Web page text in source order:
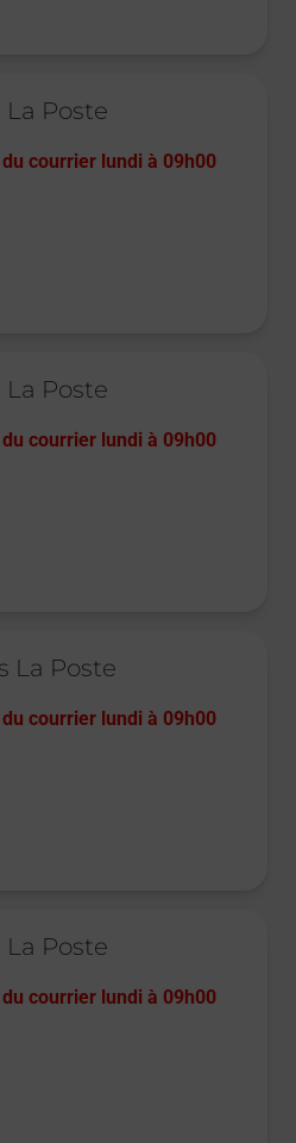
Poste
courrier lundi à 09h00
Poste
courrier lundi à 09h00
La Poste
courrier lundi à 09h00
Poste
courrier lundi à 09h00